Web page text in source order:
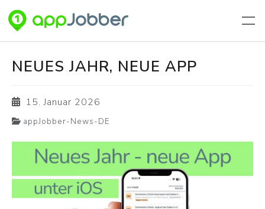
NEUES JAHR, NEUE APP
15. Januar 2026
appJobber-News-DE